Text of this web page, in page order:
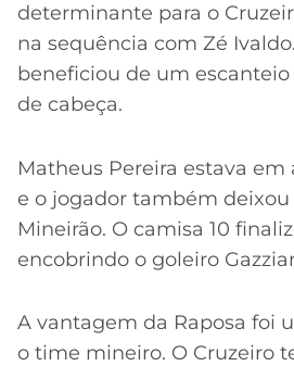
determinante para o
na sequência com Zé
beneficiou de um
de cabeça.
Matheus Pereira estava
e o jogador também deixou
Mineirão. O camisa 10
encobrindo o goleiro
A vantagem da Raposa foi
o time mineiro. O Cruzeiro